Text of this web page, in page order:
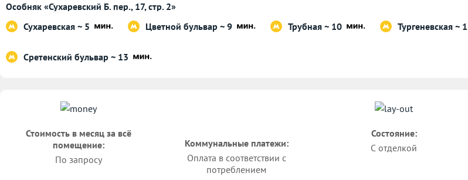
Особняк «Сухаревский Б. пер., 17, стр. 2»
Сухаревская ~ 5
Цветной бульвар ~ 9 Трубная ~ 10 Тургеневская ~
Сретенский бульвар ~ 13
Стоимость в месяц за всё
помещение:
По запросу
Коммунальные платежи:
Оплата в соответствии с
потреблением
Состояние:
С отделкой